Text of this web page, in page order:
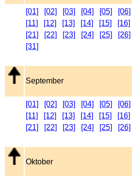
[01] [02] [03] [04] [05] [06]
[11]
[12] [13] [14] [15] [16]
[21]
[22] [23] [24] [25] [26]
[31]
September
[01] [02] [03] [04] [05] [06]
[11]
[12] [13] [14] [15] [16]
[21]
[22] [23] [24] [25] [26]
Oktober